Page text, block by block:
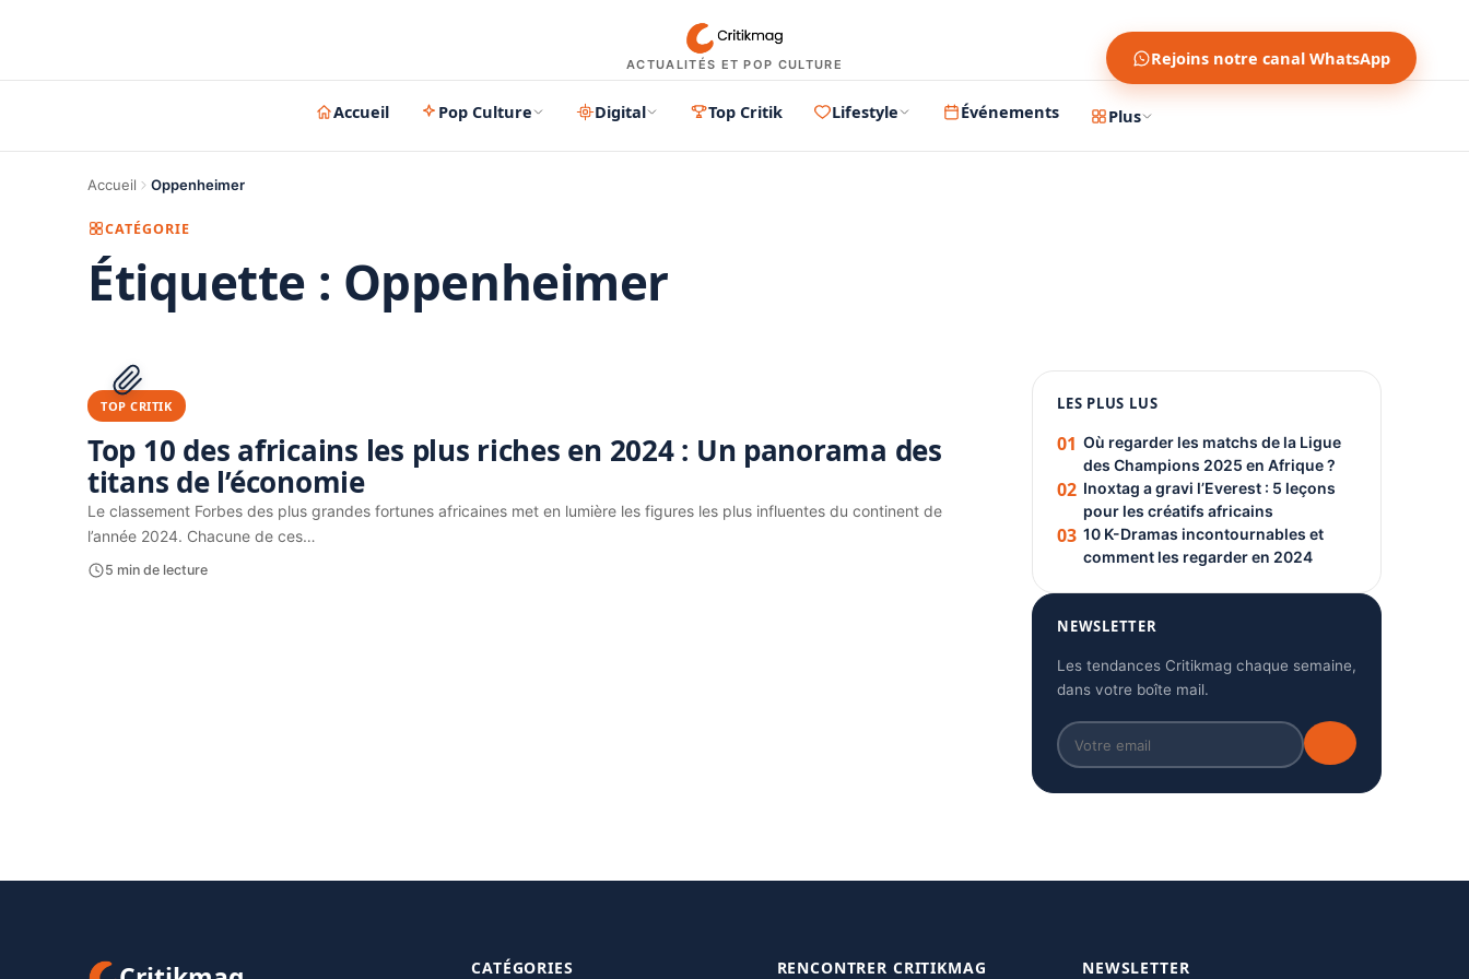
ACTUALITÉS ET POP CULTURE Rejoins notre canal WhatsApp
Accueil Pop Culture Digital Top Critik Lifestyle Événements Plus
Accueil Oppenheimer
CATÉGORIE
Étiquette : Oppenheimer
TOP CRITIK
Top 10 des africains les plus riches en 2024 : Un panorama des
titans de l’économie
Le classement Forbes des plus grandes fortunes africaines met en lumière les figures les plus influentes du continent de
l’année 2024. Chacune de ces…
5 min de lecture
PUBLICITÉ
LES PLUS LUS
01 Où regarder les matchs de la Ligue
des Champions 2025 en Afrique ?
02 Inoxtag a gravi l’Everest : 5 leçons
pour les créatifs africains
03 10 K-Dramas incontournables et
comment les regarder en 2024
NEWSLETTER
Les tendances Critikmag chaque semaine,
dans votre boîte mail.
CATÉGORIES RENCONTRER CRITIKMAG NEWSLETTER